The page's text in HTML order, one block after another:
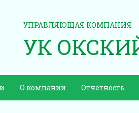
УПРАВЛЯЮЩАЯ КОМПАНИЯ
УК
О компании Отчётность